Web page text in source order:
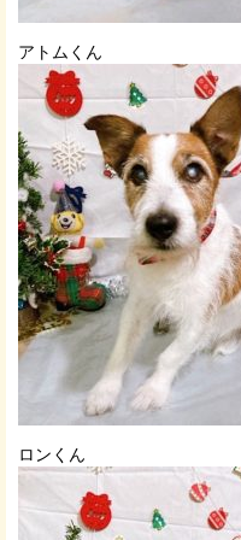
アトムくん
ロンくん